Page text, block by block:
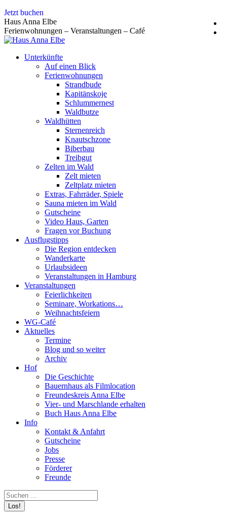
Zum
Inhalt
springen
Jetzt buchen
Haus Anna Elbe
Ferienwohnungen – Veranstaltungen – Café
Unterkünfte
Auf einen Blick
Ferienwohnungen
Strandbude
Kapitänskoje
Schlummernest
Waldbutze
Waldhütten
Sternenreich
Knautschzone
Biberbau
Treibgut
Zelten im Wald
Zelt mieten
Zeltplatz mieten
Extras, Fahrräder, Spiele
Sauna mieten im Wald
Gutscheine
Video Haus, Garten
Fragen vor Buchung
Ausflugstipps
Die Region entdecken
Wanderkarte
Urlaubsideen
Veranstaltungen in Hamburg
Veranstaltungen
Feierlichkeiten
Seminare, Workations…
Weihnachtsfeiern
WG-Café
Aktuelles
Termine
Blog und so weiter
Archiv
Hof
Die Geschichte
Bauernhaus als Filmlocation
Freundeskreis Anna Elbe
Vier- und Marschlande erhalten
Buch Haus Anna Elbe
Info
Kontakt & Anfahrt
Gutscheine
Jobs
Presse
Förderer
Freunde
Search: